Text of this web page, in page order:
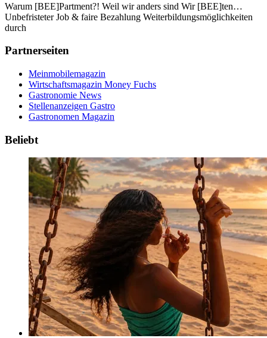
Warum [BEE]Partment?! Weil wir anders sind Wir [BEE]ten…
Unbefristeter Job & faire Bezahlung Weiterbildungsmöglichkeiten
durch
Partnerseiten
Meinmobilemagazin
Wirtschaftsmagazin Money Fuchs
Gastronomie News
Stellenanzeigen Gastro
Gastronomen Magazin
Beliebt